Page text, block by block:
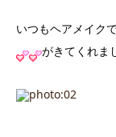
いつもヘアメイク
がきてくれま